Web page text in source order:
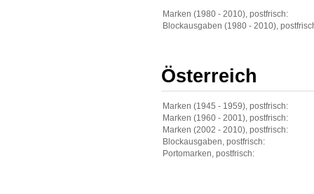
Marken (1980 - 2010), postfrisch:
Blockausgaben (1980 - 2010),
Österreich
Marken (1945 - 1959), postfrisch:
Marken (1960 - 2001), postfrisch:
Marken (2002 - 2010), postfrisch:
Blockausgaben, postfrisch:
Portomarken, postfrisch: